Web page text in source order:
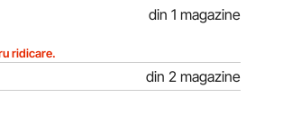
din 1 magazine
ridicare.
din 2 magazine